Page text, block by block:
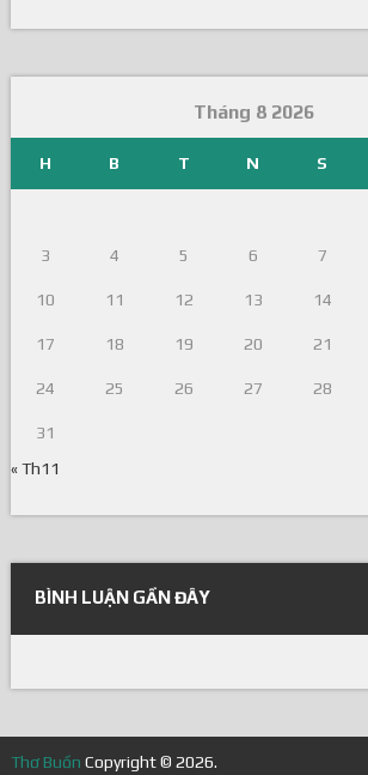
Tháng 8 2026
H B T N S
3 4 5 6 7
10 11 12 13 14
17 18 19 20 21
24 25 26 27 28
31
« Th11
BÌNH LUẬN GẦN ĐÂY
Thơ Buồn Copyright © 2026.